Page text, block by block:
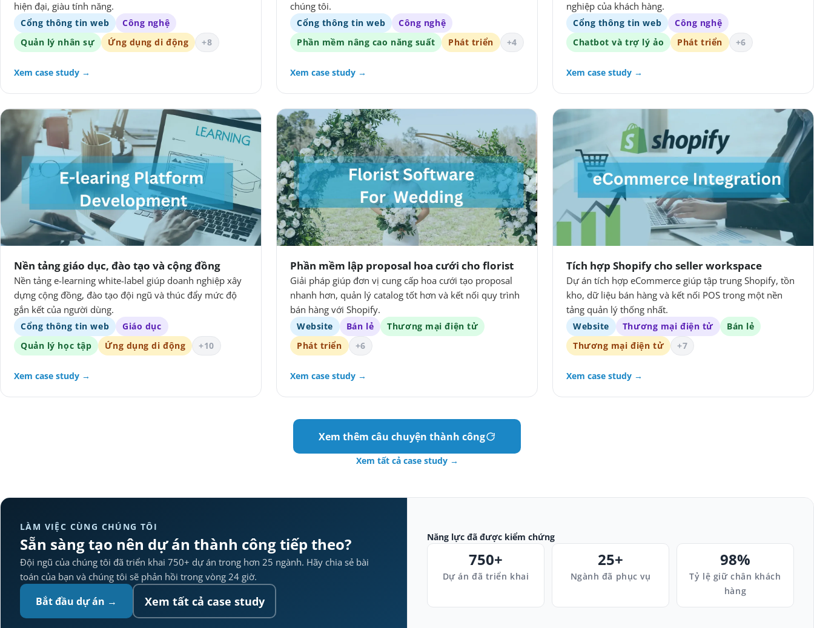
hiện đại, giàu tính năng.
Cổng thông tin web
Công nghệ
Quản lý nhân sự
Ứng dụng di động +8
Xem case study →
chúng tôi.
Cổng thông tin web
Công nghệ
Phần mềm nâng cao năng suất
Phát triển +4
Xem case study →
nghiệp của khách hàng.
Cổng thông tin web
Công nghệ
Chatbot và trợ lý ảo
Phát triển +6
Xem case study →
Nền tảng giáo dục, đào tạo và cộng đồng
Nền tảng e-learning white-label giúp doanh nghiệp xây
dựng cộng đồng, đào tạo đội ngũ và thúc đẩy mức độ
gắn kết của người dùng.
Cổng thông tin web
Giáo dục
Quản lý học tập
Ứng dụng di động +10
Xem case study →
Phần mềm lập proposal hoa cưới cho florist
Giải pháp giúp đơn vị cung cấp hoa cưới tạo proposal
nhanh hơn, quản lý catalog tốt hơn và kết nối quy trình
bán hàng với Shopify.
Website Bán lẻ
Thương mại điện tử
Phát triển
+6
Xem case study →
Tích hợp Shopify cho seller workspace
Dự án tích hợp eCommerce giúp tập trung Shopify, tồn
kho, dữ liệu bán hàng và kết nối POS trong một nền
tảng quản lý thống nhất.
Website Thương mại điện tử
Bán lẻ
Thương mại điện tử
+7
Xem case study →
Xem thêm câu chuyện thành công
Xem tất cả case study →
LÀM VIỆC CÙNG CHÚNG TÔI
Sẵn sàng tạo nên dự án thành công tiếp theo?
Đội ngũ của chúng tôi đã triển khai 750+ dự án trong hơn 25 ngành. Hãy chia sẻ bài
toán của bạn và chúng tôi sẽ phản hồi trong vòng 24 giờ.
Bắt đầu dự án → Xem tất cả case study
Năng lực đã được kiểm chứng
750+
Dự án đã triển khai
25+
Ngành đã phục vụ
98%
Tỷ lệ giữ chân khách
hàng